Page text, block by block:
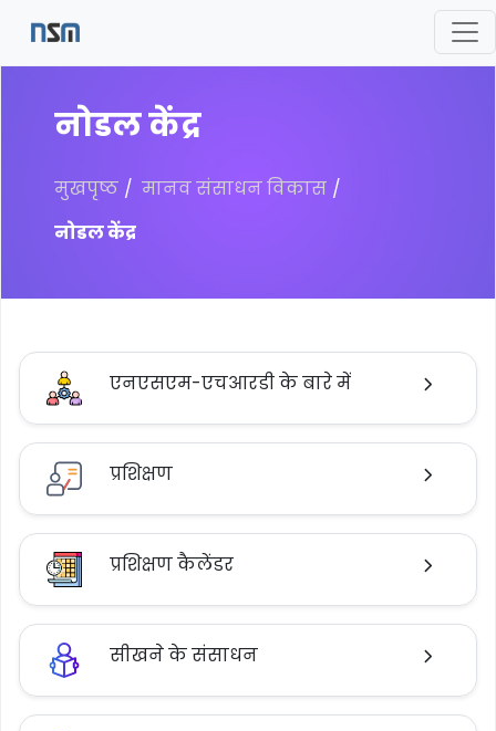
नोडल केंद्र
मुखपृष्ठ
मानव संसाधन विकास
नोडल केंद्र
एनएसएम-एचआरडी के बारे में
प्रशिक्षण
प्रशिक्षण कैलेंडर
सीखने के संसाधन